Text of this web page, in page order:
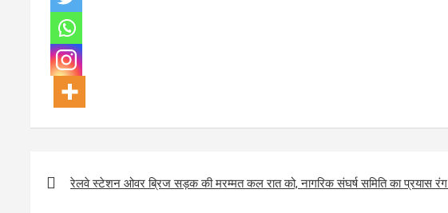
navigation
रेलवे स्टेशन ओवर ब्रिज सड़क की मरम्मत कल रात को, नागरिक संघर्ष समिति का प्रयास रंग